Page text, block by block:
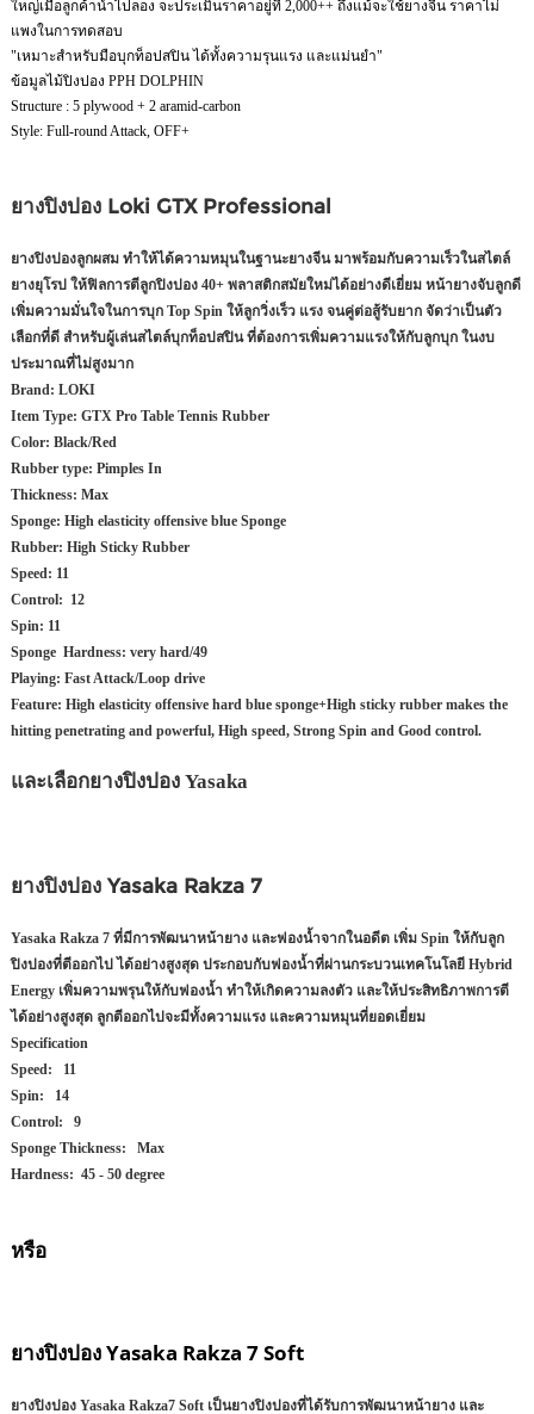
ใหญ่เมื่อลูกค้านำไปลอง จะประเมินราคาอยู่ที่ 2,000++ ถึงแม้จะใช้ยางจีน ราคาไม่
แพงในการทดสอบ
"เหมาะสำหรับมือบุกท็อปสปิน ได้ทั้งความรุนแรง และแม่นยำ"
ข้อมูลไม้ปิงปอง PPH DOLPHIN
Structure : 5 plywood + 2 aramid-carbon
Style: Full-round Attack, OFF+
ยางปิงปอง Loki GTX Professional
ยางปิงปองลูกผสม ทำให้ได้ความหมุนในฐานะยางจีน มาพร้อมกับความเร็วในสไตล์
ยางยุโรป ให้ฟิลการตีลูกปิงปอง 40+ พลาสติกสมัยใหม่ได้อย่างดีเยี่ยม หน้ายางจับลูกดี
เพิ่มความมั่นใจในการบุก Top Spin ให้ลูกวิ่งเร็ว แรง จนคู่ต่อสู้รับยาก จัดว่าเป็นตัว
เลือกที่ดี สำหรับผู้เล่นสไตล์บุกท็อปสปิน ที่ต้องการเพิ่มความแรงให้กับลูกบุก ในงบ
ประมาณที่ไม่สูงมาก
Brand: LOKI
Item Type: GTX Pro Table Tennis Rubber
Color: Black/Red
Rubber type: Pimples In
Thickness: Max
Sponge: High elasticity offensive blue Sponge
Rubber: High Sticky Rubber
Speed: 11
Control: 12
Spin: 11
Sponge Hardness: very hard/49
Playing: Fast Attack/Loop drive
Feature: High elasticity offensive hard blue sponge+High sticky rubber makes the
hitting penetrating and powerful, High speed, Strong Spin and Good control.
และเลือกยางปิงปอง Yasaka
ยางปิงปอง Yasaka Rakza 7
Yasaka Rakza 7 ที่มีการพัฒนาหน้ายาง และฟองน้ำจากในอดีต เพิ่ม Spin ให้กับลูก
ปิงปองที่ตีออกไป ได้อย่างสูงสุด ประกอบกับฟองน้ำที่ผ่านกระบวนเทคโนโลยี Hybrid
Energy เพิ่มความพรุนให้กับฟองน้ำ ทำให้เกิดความลงตัว และให้ประสิทธิภาพการตี
ได้อย่างสูงสุด ลูกตีออกไปจะมีทั้งความแรง และความหมุนที่ยอดเยี่ยม
Specification
Speed: 11
Spin: 14
Control: 9
Sponge Thickness: Max
Hardness: 45 - 50 degree
หรือ
ยางปิงปอง Yasaka Rakza 7 Soft
ยางปิงปอง Yasaka Rakza7 Soft เป็นยางปิงปองที่ได้รับการพัฒนาหน้ายาง และ